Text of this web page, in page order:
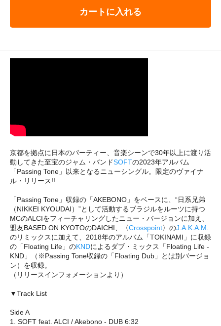
カートに入れる
京都を拠点に日本のパーティー、音楽シーンで30年以上に渡り活
動してきた至宝のジャム・バンドSOFTの2023年アルバム
「Passing Tone」以来となるニューシングル。限定のヴァイナ
ル・リリース!!
「Passing Tone」収録の「AKEBONO」をベースに、“日系兄弟
（NIKKEI KYOUDAI）”として活動するブラジルをルーツに持つ
MCのALCIをフィーチャリングしたニュー・バージョンに加え、
盟友BASED ON KYOTOのDAICHI、〈Crosspoint〉のJ.A.K.A.M.
のリミックスに加えて、2018年のアルバム「TOKINAMI」に収録
の「Floating Life」のKNDによるダブ・ミックス「Floating Life -
KND」（※Passing Tone収録の「Floating Dub」とは別バージョ
ン）を収録。
（リリースインフォメーションより）
▼Track List
Side A
1. SOFT feat. ALCI / Akebono - DUB 6:32